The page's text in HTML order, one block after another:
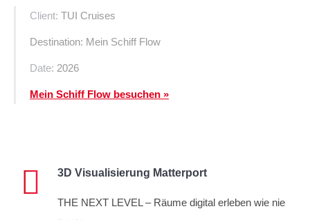
Client: TUI Cruises
Destination: Mein Schiff Flow
Date: 2026
Mein Schiff Flow besuchen »
3D Visualisierung Matterport
THE NEXT LEVEL – Räume digital erleben wie nie